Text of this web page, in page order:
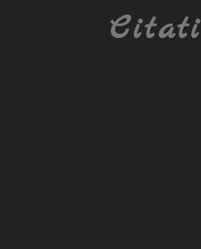
Citati